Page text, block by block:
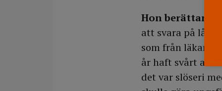
Hon berättar
att svara på
som från
år haft svårt att
det var slöseri